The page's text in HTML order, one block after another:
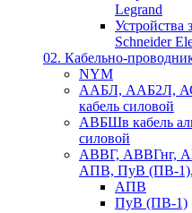
Legrand
Schneider
02. Кабельно-
NYM
ААБЛ, ААБ2Л,
кабель силовой
АВБШв кабель
силовой
АВВГ, АВВГнг,
АПВ, ПуВ (ПВ-
АПВ
ПуВ (ПВ-1)